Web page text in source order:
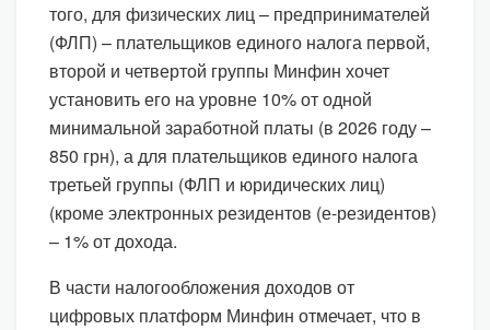
того, для физических лиц – предпринимателей
(ФЛП) – плательщиков единого налога первой,
второй и четвертой группы Минфин хочет
установить его на уровне 10% от одной
минимальной заработной платы (в 2026 году –
850 грн), а для плательщиков единого налога
третьей группы (ФЛП и юридических лиц)
(кроме электронных резидентов (е-резидентов)
– 1% от дохода.
В части налогообложения доходов от
цифровых платформ Минфин отмечает, что в